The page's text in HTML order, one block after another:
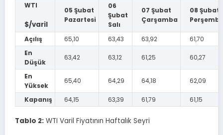
WTI
$/varil
05 Şubat
Pazartesi
06
Şubat
Salı
07 Şubat
Çarşamba
08 Şubat
Perşembe
Açılış 65,10 63,43 63,92
61,70
En
Düşük
63,42 63,12 61,25 60,27
En
Yüksek
65,40 64,29 64,18 62,09
Kapanış 64,15 63,39 61,79 61,15
Tablo 2: WTI Varil Fiyatının Haftalık Seyri